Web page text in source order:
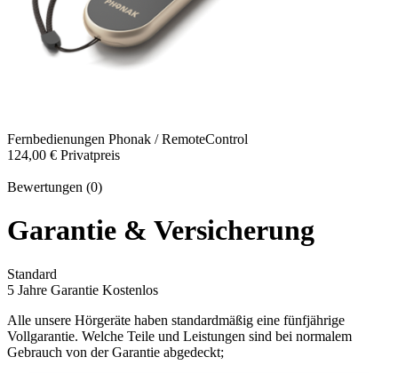
Fernbedienungen Phonak / RemoteControl
124,00 € Privatpreis
Bewertungen (0)
Garantie & Versicherung
Standard
5 Jahre Garantie Kostenlos
Alle unsere Hörgeräte haben standardmäßig eine fünfjährige
Vollgarantie. Welche Teile und Leistungen sind bei normalem
Gebrauch von der Garantie abgedeckt;